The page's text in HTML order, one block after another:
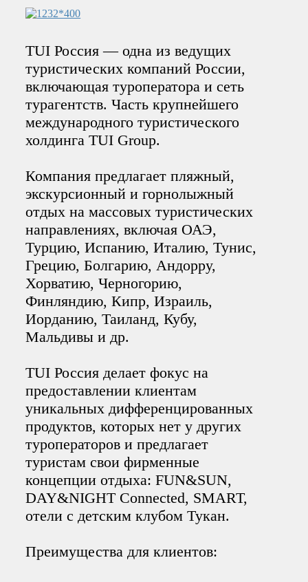
TUI Россия — одна из ведущих
туристических компаний России,
включающая туроператора и сеть
турагентств. Часть крупнейшего
международного туристического
холдинга TUI Group.
Компания предлагает пляжный,
экскурсионный и горнолыжный
отдых на массовых туристических
направлениях, включая ОАЭ,
Турцию, Испанию, Италию, Тунис,
Грецию, Болгарию, Андорру,
Хорватию, Черногорию,
Финляндию, Кипр, Израиль,
Иорданию, Таиланд, Кубу,
Мальдивы и др.
TUI Россия делает фокус на
предоставлении клиентам
уникальных дифференцированных
продуктов, которых нет у других
туроператоров и предлагает
туристам свои фирменные
концепции отдыха: FUN&SUN,
DAY&NIGHT Connected, SMART,
отели с детским клубом Тукан.
Преимущества для клиентов: